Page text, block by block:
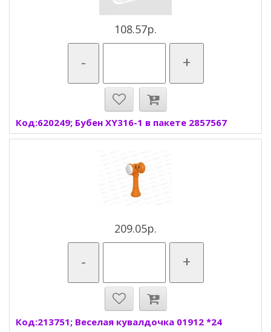
108.57р.
- +
Код:620249; Бубен XY316-1 в пакете 2857567
209.05р.
- +
Код:213751; Веселая кувалдочка 01912 *24